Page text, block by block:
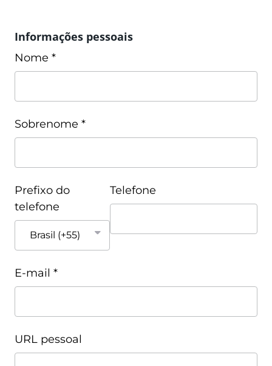
Informações pessoais
Nome *
Sobrenome *
Prefixo do
telefone
Telefone
E-mail *
URL pessoal